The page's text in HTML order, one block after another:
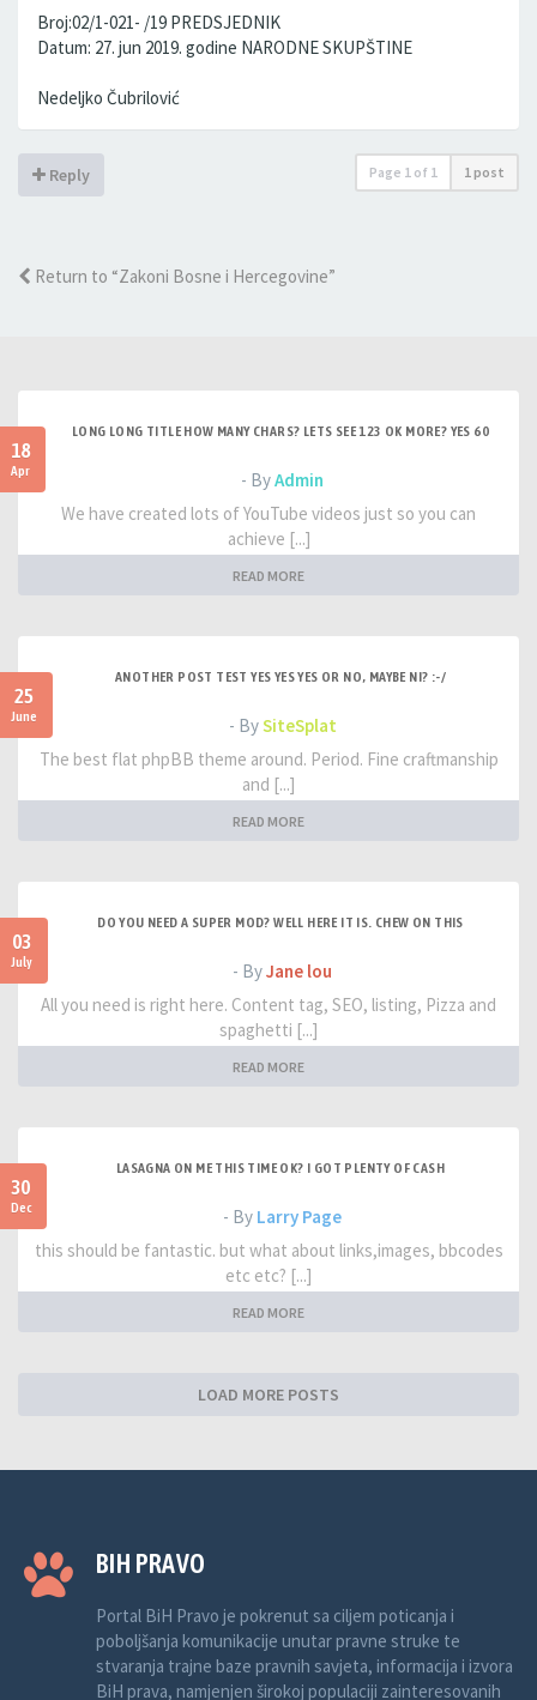
Broj:02/1-021- /19 PREDSJEDNIK
Datum: 27. jun 2019. godine NARODNE SKUPŠTINE
Nedeljko Čubrilović
Reply Page 1 of 1 1 post
Return to “Zakoni Bosne i Hercegovine”
18
Apr
LONG LONG TITLE HOW MANY CHARS? LETS SEE 123 OK MORE? YES 60
- ByAdmin
We have created lots of YouTube videos just so you can
achieve [...]
READ MORE
25
June
ANOTHER POST TEST YES YES YES OR NO, MAYBE NI? :-/
- BySiteSplat
The best flat phpBB theme around. Period. Fine craftmanship
and [...]
READ MORE
03
July
DO YOU NEED A SUPER MOD? WELL HERE IT IS. CHEW ON THIS
- ByJane lou
All you need is right here. Content tag, SEO, listing, Pizza and
spaghetti [...]
READ MORE
30
Dec
LASAGNA ON ME THIS TIME OK? I GOT PLENTY OF CASH
- By Larry Page
this should be fantastic. but what about links,images, bbcodes
etc etc? [...]
READ MORE
LOAD MORE POSTS
BIH PRAVO
Portal BiH Pravo je pokrenut sa ciljem poticanja i
poboljšanja komunikacije unutar pravne struke te
stvaranja trajne baze pravnih savjeta, informacija i izvora
BiH prava, namjenjen širokoj populaciji zainteresovanih